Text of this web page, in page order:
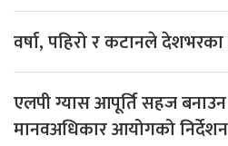
वर्षा, पहिरो र कटानले
एलपी ग्यास आपूर्ति सहज
मानवअधिकार आयोगको निर्देशन